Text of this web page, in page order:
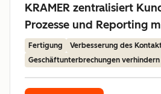
KRAMER zentralisiert
Prozesse und Reporting
Fertigung
Verbesserung des
Geschäftunterbrechungen verhindern